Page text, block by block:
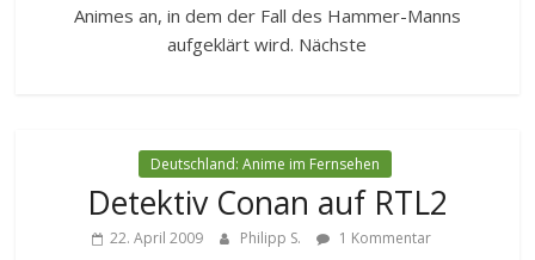
Animes an, in dem der Fall des Hammer-Manns
aufgeklärt wird. Nächste
Deutschland: Anime im Fernsehen
Detektiv Conan auf RTL2
22. April 2009 Philipp S. 1 Kommentar